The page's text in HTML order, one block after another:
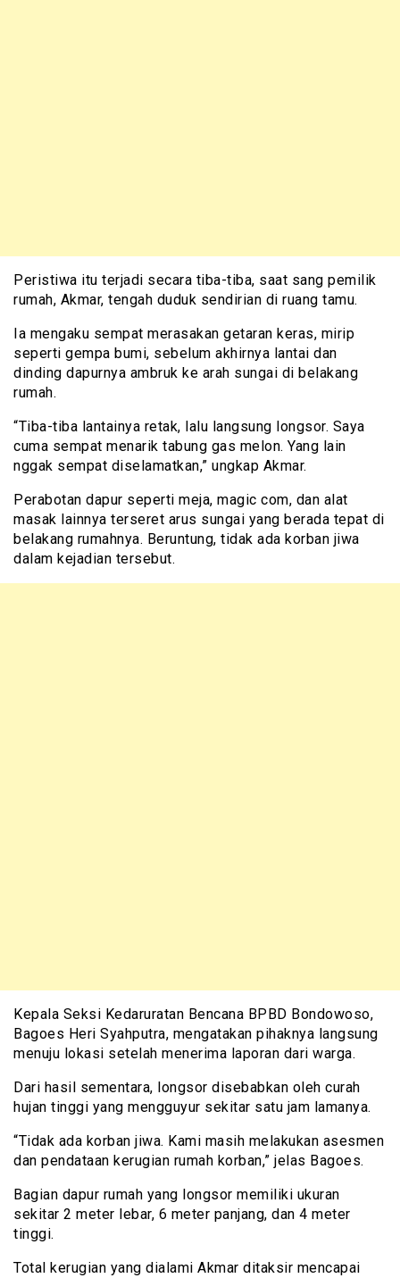
Peristiwa itu terjadi secara tiba-tiba, saat sang pemilik
rumah, Akmar, tengah duduk sendirian di ruang tamu.
Ia mengaku sempat merasakan getaran keras, mirip
seperti gempa bumi, sebelum akhirnya lantai dan
dinding dapurnya ambruk ke arah sungai di belakang
rumah.
“Tiba-tiba lantainya retak, lalu langsung longsor. Saya
cuma sempat menarik tabung gas melon. Yang lain
nggak sempat diselamatkan,” ungkap Akmar.
Perabotan dapur seperti meja, magic com, dan alat
masak lainnya terseret arus sungai yang berada tepat di
belakang rumahnya. Beruntung, tidak ada korban jiwa
dalam kejadian tersebut.
Kepala Seksi Kedaruratan Bencana BPBD Bondowoso,
Bagoes Heri Syahputra, mengatakan pihaknya langsung
menuju lokasi setelah menerima laporan dari warga.
Dari hasil sementara, longsor disebabkan oleh curah
hujan tinggi yang mengguyur sekitar satu jam lamanya.
“Tidak ada korban jiwa. Kami masih melakukan asesmen
dan pendataan kerugian rumah korban,” jelas Bagoes.
Bagian dapur rumah yang longsor memiliki ukuran
sekitar 2 meter lebar, 6 meter panjang, dan 4 meter
tinggi.
Total kerugian yang dialami Akmar ditaksir mencapai